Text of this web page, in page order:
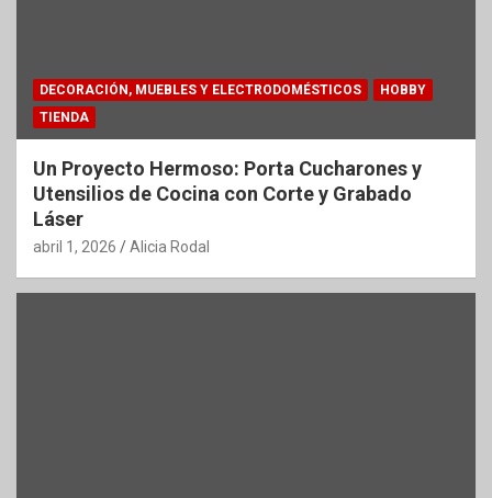
DECORACIÓN, MUEBLES Y ELECTRODOMÉSTICOS
HOBBY
TIENDA
Un Proyecto Hermoso: Porta Cucharones y
Utensilios de Cocina con Corte y Grabado
Láser
abril 1, 2026 Alicia Rodal